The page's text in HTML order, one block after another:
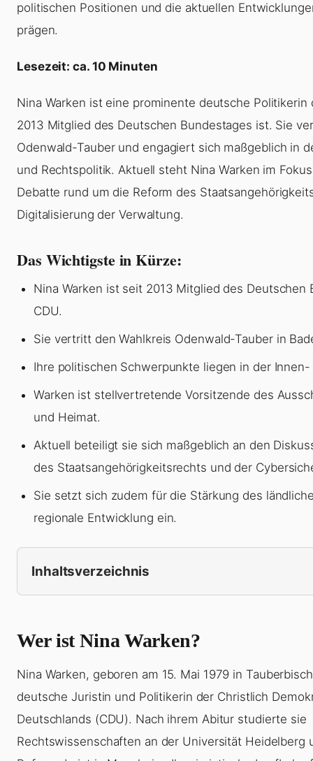
politischen Positionen und die aktuellen
prägen.
Lesezeit: ca. 10 Minuten
Nina Warken ist eine prominente deutsche Politikerin
2013 Mitglied des Deutschen Bundestages ist. Sie
Odenwald-Tauber und engagiert sich maßgeblich in
und Rechtspolitik. Aktuell steht Nina Warken im
Debatte rund um die Reform des
Digitalisierung der Verwaltung.
Das Wichtigste in Kürze:
Nina Warken ist seit 2013 Mitglied des Deutschen
CDU.
Sie vertritt den Wahlkreis Odenwald-Tauber in
Ihre politischen Schwerpunkte liegen in der
Warken ist stellvertretende Vorsitzende des
und Heimat.
Aktuell beteiligt sie sich maßgeblich an den
des Staatsangehörigkeitsrechts und der
Sie setzt sich zudem für die Stärkung des
regionale Entwicklung ein.
Inhaltsverzeichnis
Wer ist Nina Warken?
Nina Warken, geboren am 15. Mai 1979 in
deutsche Juristin und Politikerin der Christlich
Deutschlands (CDU). Nach ihrem Abitur studierte sie
Rechtswissenschaften an der Universität Heidelberg